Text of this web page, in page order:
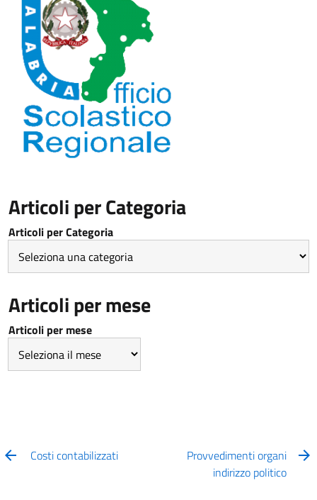
Articoli per Categoria
Articoli per Categoria
Articoli per mese
Articoli per mese
Costi contabilizzati
Provvedimenti organi
indirizzo politico